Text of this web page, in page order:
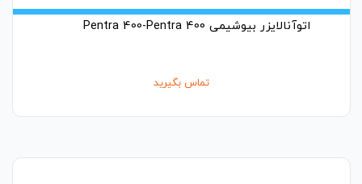
اتوآنالایزر بیوشیمی Pentra 400-Pentra 400
تماس بگیرید